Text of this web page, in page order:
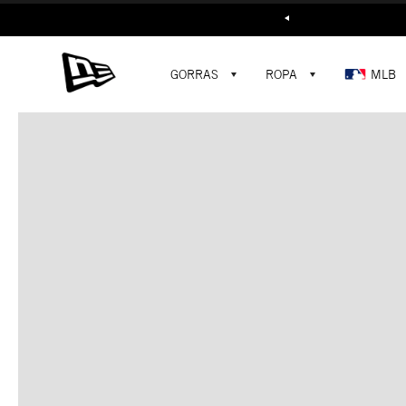
Buscar...
GORRAS ROPA MLB